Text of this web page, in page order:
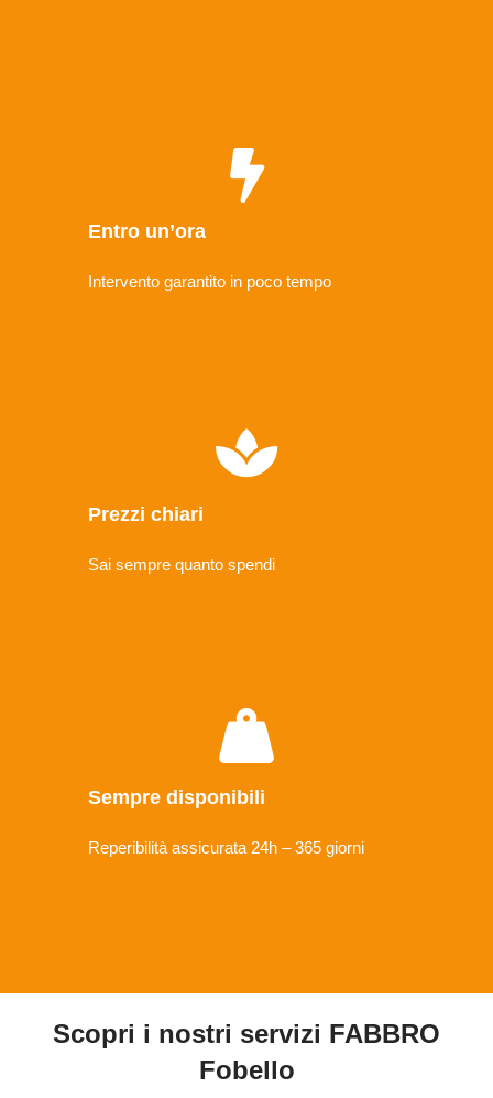
Entro un’ora
Intervento garantito in poco tempo
Prezzi chiari
Sai sempre quanto spendi
Sempre disponibili
Reperibilità assicurata 24h – 365 giorni
Scopri i nostri servizi FABBRO
Fobello